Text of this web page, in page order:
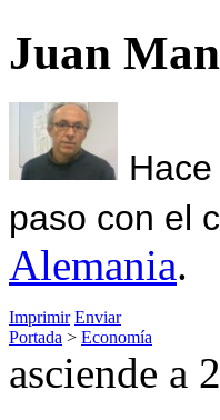
Juan
paso con el
Alemania.
Imprimir Enviar
Portada > Economía
asciende a